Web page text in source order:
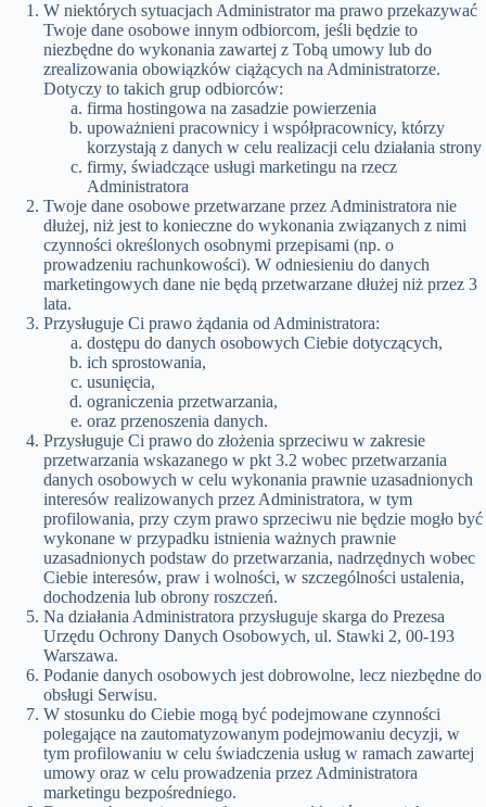
W niektórych sytuacjach Administrator ma prawo przekazywać
Twoje dane osobowe innym odbiorcom, jeśli będzie to
niezbędne do wykonania zawartej z Tobą umowy lub do
zrealizowania obowiązków ciążących na Administratorze.
Dotyczy to takich grup odbiorców:
firma hostingowa na zasadzie powierzenia
upoważnieni pracownicy i współpracownicy, którzy
korzystają z danych w celu realizacji celu działania strony
firmy, świadczące usługi marketingu na rzecz
Administratora
Twoje dane osobowe przetwarzane przez Administratora nie
dłużej, niż jest to konieczne do wykonania związanych z nimi
czynności określonych osobnymi przepisami (np. o
prowadzeniu rachunkowości). W odniesieniu do danych
marketingowych dane nie będą przetwarzane dłużej niż przez 3
lata.
Przysługuje Ci prawo żądania od Administratora:
dostępu do danych osobowych Ciebie dotyczących,
ich sprostowania,
usunięcia,
ograniczenia przetwarzania,
oraz przenoszenia danych.
Przysługuje Ci prawo do złożenia sprzeciwu w zakresie
przetwarzania wskazanego w pkt 3.2 wobec przetwarzania
danych osobowych w celu wykonania prawnie uzasadnionych
interesów realizowanych przez Administratora, w tym
profilowania, przy czym prawo sprzeciwu nie będzie mogło być
wykonane w przypadku istnienia ważnych prawnie
uzasadnionych podstaw do przetwarzania, nadrzędnych wobec
Ciebie interesów, praw i wolności, w szczególności ustalenia,
dochodzenia lub obrony roszczeń.
Na działania Administratora przysługuje skarga do Prezesa
Urzędu Ochrony Danych Osobowych, ul. Stawki 2, 00-193
Warszawa.
Podanie danych osobowych jest dobrowolne, lecz niezbędne do
obsługi Serwisu.
W stosunku do Ciebie mogą być podejmowane czynności
polegające na zautomatyzowanym podejmowaniu decyzji, w
tym profilowaniu w celu świadczenia usług w ramach zawartej
umowy oraz w celu prowadzenia przez Administratora
marketingu bezpośredniego.